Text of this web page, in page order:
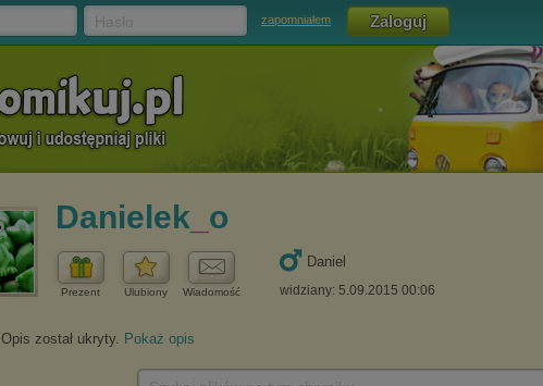
zapomniałem
Danielek_o
Prezent Ulubiony Wiadomość
Daniel
widziany: 5.09.2015 00:06
Opis został ukryty. Pokaż opis